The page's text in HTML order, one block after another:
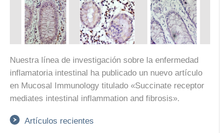
Nuestra línea de investigación sobre la enfermedad
inflamatoria intestinal ha publicado un nuevo artículo
en Mucosal Immunology titulado «Succinate receptor
mediates intestinal inflammation and fibrosis».
Artículos recientes